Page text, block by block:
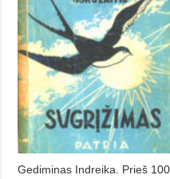
Gediminas Indreika. Prieš